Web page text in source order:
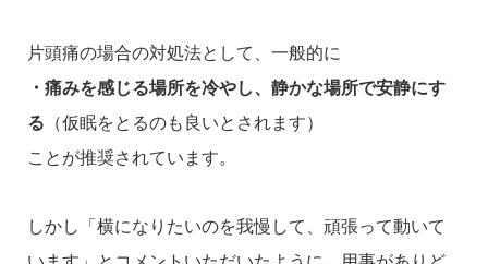
片頭痛の場合の対処法として、一般的に
・痛みを感じる場所を冷やし、静かな場所で安静にす
る （仮眠をとるのも良いとされます）
ことが推奨されています。
しかし「横になりたいのを我慢して、頑張って動いて